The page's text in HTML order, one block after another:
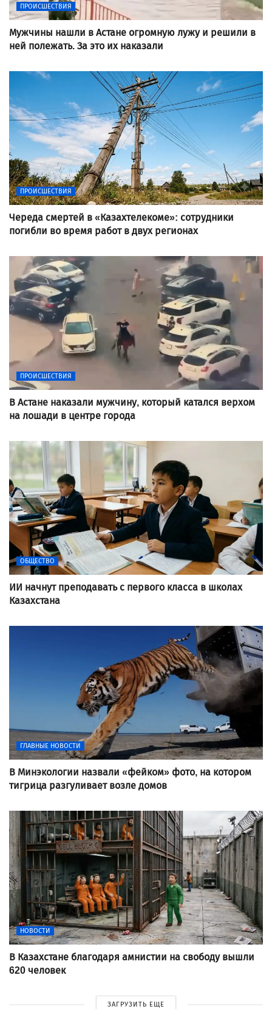
ПРОИСШЕСТВИЯ
Мужчины нашли в Астане огромную лужу и решили в
ней полежать. За это их наказали
ПРОИСШЕСТВИЯ
Череда смертей в «Казахтелекоме»: сотрудники
погибли во время работ в двух регионах
ПРОИСШЕСТВИЯ
В Астане наказали мужчину, который катался верхом
на лошади в центре города
ОБЩЕСТВО
ИИ начнут преподавать с первого класса в школах
Казахстана
ГЛАВНЫЕ НОВОСТИ
В Минэкологии назвали «фейком» фото, на котором
тигрица разгуливает возле домов
НОВОСТИ
В Казахстане благодаря амнистии на свободу вышли
620 человек
ЗАГРУЗИТЬ ЕЩЕ